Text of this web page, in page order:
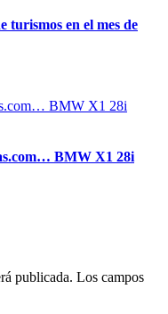
turismos en el mes de
BMW X1 28i
publicada. Los campos